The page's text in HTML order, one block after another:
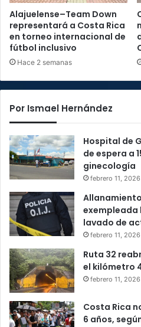
Alajuelense–Team Down
representará a Costa Rica
en torneo internacional de
fútbol inclusivo
Hace 2 semanas
Por Ismael Hernández
Hospital de
de espera a
ginecología
febrero 11, 2026
lavado de
febrero 11, 2026
Ruta 32
el kilómetro
febrero 11, 2026
Costa Rica
6 años,